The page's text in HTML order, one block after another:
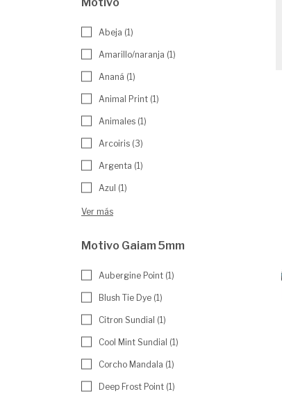
Abeja (1)
Amarillo/naranja (1)
Ananá (1)
Animal Print (1)
Animales (1)
Arcoiris (3)
Argenta (1)
Azul (1)
Ver más
Motivo Gaiam 5mm
Aubergine Point (1)
Blush Tie Dye (1)
Citron Sundial (1)
Cool Mint Sundial (1)
Corcho Mandala (1)
Deep Frost Point (1)